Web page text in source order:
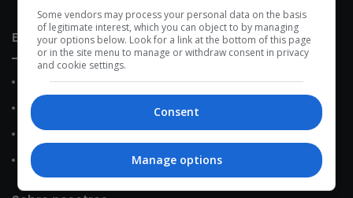
Enlaces de interés
Sobre Nosotros
Contacto
Política de Privacidad
Política de Cookies
Some vendors may process your personal data on the basis
of legitimate interest, which you can object to by managing
your options below. Look for a link at the bottom of this page
or in the site menu to manage or withdraw consent in privacy
and cookie settings.
Consent
Manage options